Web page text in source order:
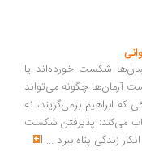
خورده‌اند یا
چگونه می‌تواند
برمی‌گزیند، نه
پذیرفتن شکست
پناه ببرد...